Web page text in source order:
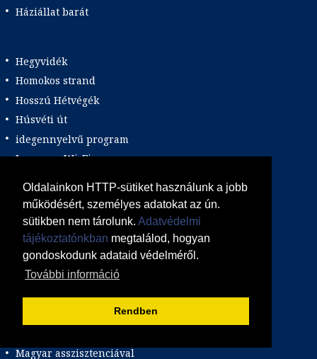
Oldalainkon HTTP-sütiket használunk a jobb
működésért, személyes adatokat az ún.
sütikben nem tárolunk. Adatvédelmi
tájékoztatónkban megtalálod, hogyan
gondoskodunk adataid védelméről.
További információ
Rendben
Háziállat barát
Hegyvidék
Homokos strand
Hosszú Hétvégék
Húsvéti út
idegennyelvű program
Ingyenes Wi-Fi
Karácsonyi út
Kastély és múzeumlátogatás
Kék zászlós strand
Kiváló megközelíthetőség
Klímás
Kultúra és történelem
Magyar asszisztenciával